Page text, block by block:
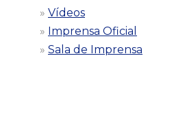
Vídeos
Imprensa Oficial
Sala de Imprensa